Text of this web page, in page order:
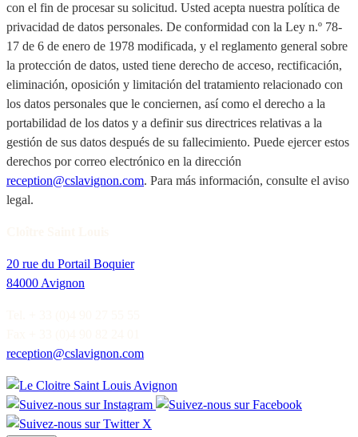
con el fin de procesar su solicitud. Usted acepta nuestra política de
privacidad de datos personales. De conformidad con la Ley n.º 78-
17 de 6 de enero de 1978 modificada, y el reglamento general sobre
la protección de datos, usted tiene derecho de acceso, rectificación,
eliminación, oposición y limitación del tratamiento relacionado con
los datos personales que le conciernen, así como el derecho a la
portabilidad de los datos y a definir sus directrices relativas a la
gestión de sus datos después de su fallecimiento. Puede ejercer estos
derechos por correo electrónico en la dirección
reception@cslavignon.com. Para más información, consulte el aviso
legal.
20 rue du Portail Boquier
84000 Avignon
reception@cslavignon.com